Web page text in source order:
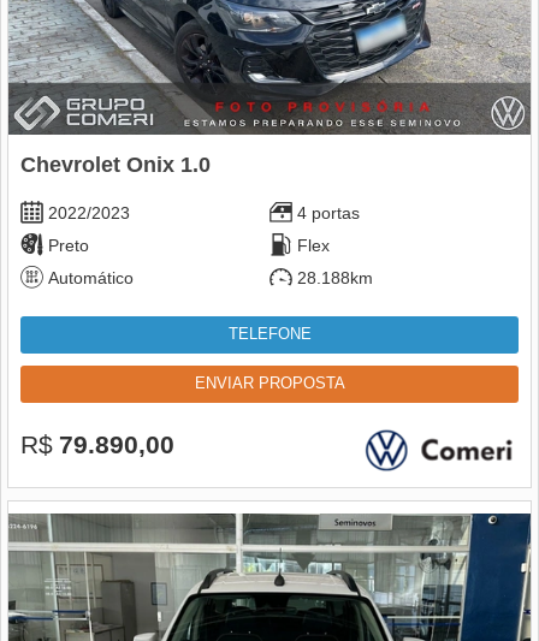
Chevrolet Onix 1.0
2022/2023
4 portas
Preto
Flex
Automático
28.188km
TELEFONE
ENVIAR PROPOSTA
R$ 79.890,00